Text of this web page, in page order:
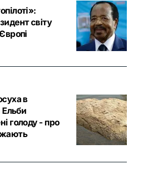
світу
в
Ельби
голоду - про